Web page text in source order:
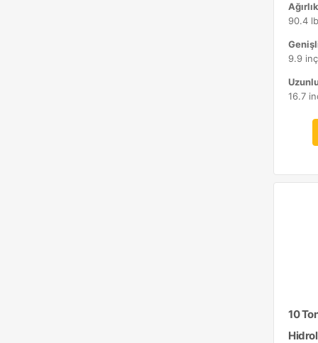
90.4
9.9
16.7
10